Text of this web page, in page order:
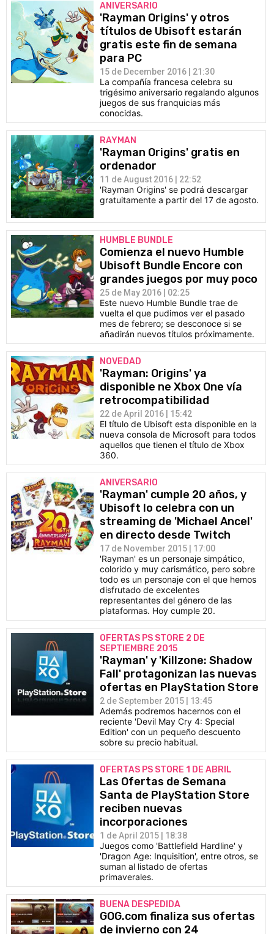
ANIVERSARIO
'Rayman Origins' y otros
títulos de Ubisoft estarán
gratis este fin de semana
para PC
15 de December 2016 | 21:30
La compañía francesa celebra su
trigésimo aniversario regalando algunos
juegos de sus franquicias más
conocidas.
RAYMAN
'Rayman Origins' gratis en
ordenador
11 de August 2016 | 22:52
'Rayman Origins' se podrá descargar
gratuitamente a partir del 17 de agosto.
HUMBLE BUNDLE
Comienza el nuevo Humble
Ubisoft Bundle Encore con
grandes juegos por muy poco
25 de May 2016 | 02:25
Este nuevo Humble Bundle trae de
vuelta el que pudimos ver el pasado
mes de febrero; se desconoce si se
añadirán nuevos títulos próximamente.
NOVEDAD
'Rayman: Origins' ya
disponible ne Xbox One vía
retrocompatibilidad
22 de April 2016 | 15:42
El título de Ubisoft esta disponible en la
nueva consola de Microsoft para todos
aquellos que tienen el título de Xbox
360.
ANIVERSARIO
'Rayman' cumple 20 años, y
Ubisoft lo celebra con un
streaming de 'Michael Ancel'
en directo desde Twitch
17 de November 2015 | 17:00
'Rayman' es un personaje simpático,
colorido y muy carismático, pero sobre
todo es un personaje con el que hemos
disfrutado de excelentes
representantes del género de las
plataformas. Hoy cumple 20.
OFERTAS PS STORE 2 DE
SEPTIEMBRE 2015
'Rayman' y 'Killzone: Shadow
Fall' protagonizan las nuevas
ofertas en PlayStation Store
2 de September 2015 | 13:45
Además podremos hacernos con el
reciente 'Devil May Cry 4: Special
Edition' con un pequeño descuento
sobre su precio habitual.
OFERTAS PS STORE 1 DE ABRIL
Las Ofertas de Semana
Santa de PlayStation Store
reciben nuevas
incorporaciones
1 de April 2015 | 18:38
Juegos como 'Battlefield Hardline' y
'Dragon Age: Inquisition', entre otros, se
suman al listado de ofertas
primaverales.
BUENA DESPEDIDA
GOG.com finaliza sus ofertas
de invierno con 24